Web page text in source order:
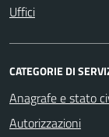
Uffici
CATEGORIE DI
Anagrafe e stato
Autorizzazioni